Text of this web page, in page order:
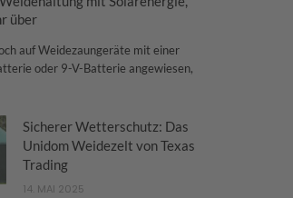
über
auf Weidezaungeräte mit einer
oder 9-V-Batterie angewiesen,
Sicherer Wetterschutz: Das
Unidom Weidezelt von Texas
Trading
14. MAI 2025